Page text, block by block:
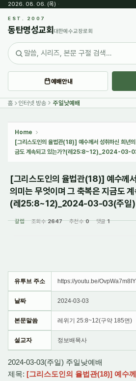
2026. 08. 06. (목) ·
EST. 2007
동탄명성교회 대한예수교장로회
예배안내
홈 인터넷 방송 주일낮예배
Home
[그리스도인의 율법관(18)] 예수께서 성취하신 희년
금도 계속되고 있는가?(레25:8~12)_2024-03-
[그리스도인의 율법관(18)] 예수께
의미는 무엇이며 그 축복은 지금도
(레25:8~12)_2024-03-03(주일)
갈렙 조회 수2647 추천 수0 댓글1
유투브 주소 https://youtu.be/
날짜 2024-03-03
본문말씀 레위기 25:8~12(구약 185면)
설교자 정보배목사
2024-03-03(주일) 주일낮예배
제목: [그리스도인의 율법관(18)] 예수
Sketchbook5, 스케
Sketchbook5, 스케